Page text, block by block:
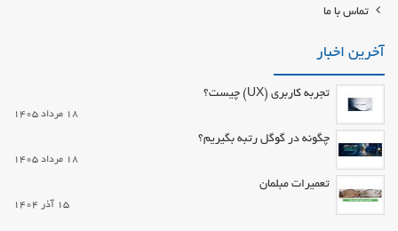
تماس با ما
آخرین اخبار
تجربه کاربری (UX) چیست؟
18 مرداد 1405
چگونه در گوگل رتبه بگیریم؟
18 مرداد 1405
تعمیرات مبلمان
15 آذر 1404